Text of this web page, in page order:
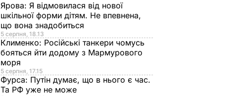
Ярова: Я відмовилася від нової
шкільної форми дітям. Не впевнена,
що вона знадобиться
5 серпня, 18.13
Клименко: Російські танкери чомусь
бояться йти додому з Мармурового
моря
5 серпня, 17.15
Фурса: Путін думає, що в нього є час.
Та РФ уже не може